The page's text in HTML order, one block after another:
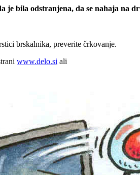
je bila odstranjena, da se nahaja na
brskalnika, preverite črkovanje.
www.delo.si ali